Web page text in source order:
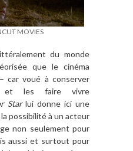
MOVIES
du monde
que le cinéma
car voué à conserver
et les faire vivre
Starlui donne ici une
possibilité à un acteur
non seulement pour
aussi et surtout pour